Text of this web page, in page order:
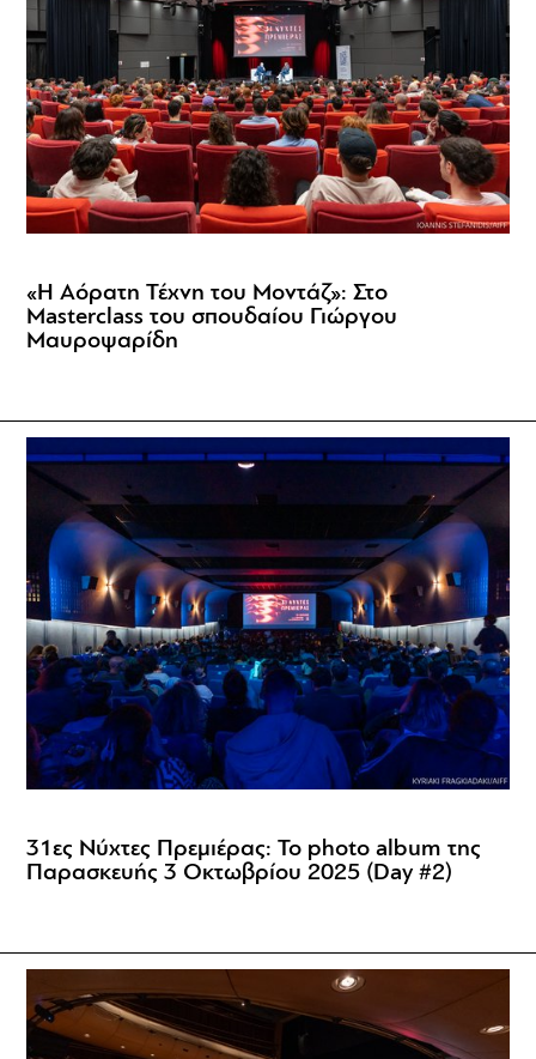
«Η Αόρατη Τέχνη του Μοντάζ»: Στο
Masterclass του σπουδαίου Γιώργου
Μαυροψαρίδη
31ες Νύχτες Πρεμιέρας: Το photo album της
Παρασκευής 3 Οκτωβρίου 2025 (Day #2)